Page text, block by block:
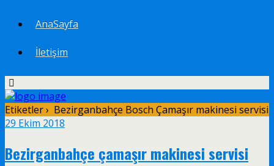
AnaSayfa
İletişim
Etiketler › Bezirganbahçe Bosch Çamaşır makinesi servisi
29 Ekim 2018
Bezirganbahçe çamaşır makinesi servisi